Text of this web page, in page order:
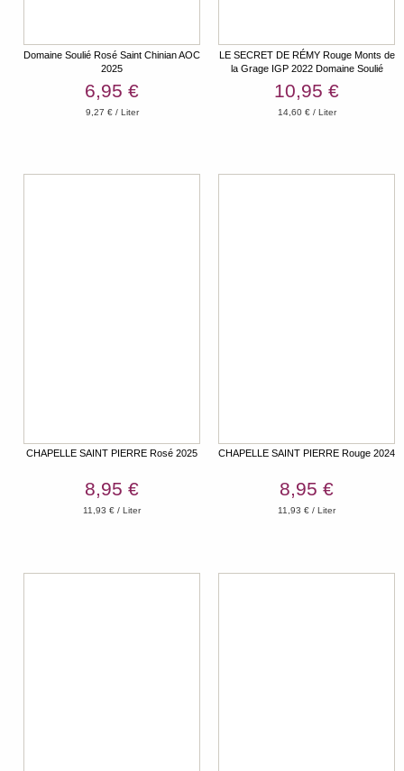
Domaine Soulié Rosé Saint Chinian AOC
2025
6,95 €
9,27 € / Liter
LE SECRET DE RÉMY Rouge Monts de
la Grage IGP 2022 Domaine Soulié
10,95 €
14,60 € / Liter
CHAPELLE SAINT PIERRE Rosé 2025
8,95 €
11,93 € / Liter
CHAPELLE SAINT PIERRE Rouge 2024
8,95 €
11,93 € / Liter